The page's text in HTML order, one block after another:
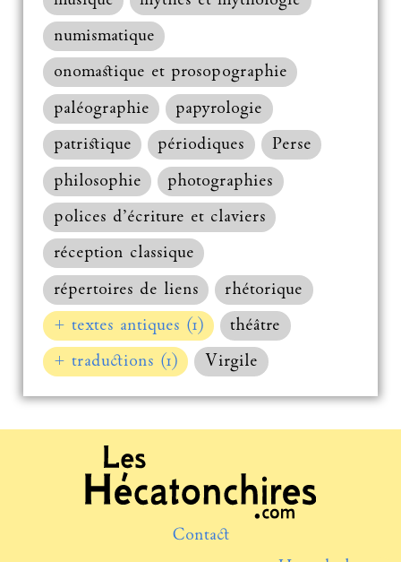
numismatique
onomastique et prosopographie
paléographie
papyrologie
patristique
périodiques
Perse
philosophie
photographies
polices d’écriture et claviers
réception classique
répertoires de liens
rhétorique
+ textes antiques (1)
théâtre
+ traductions (1)
Virgile
Contact